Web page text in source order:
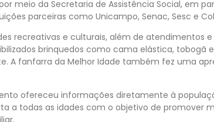
meio da Secretaria de Assistência Social, em
parceiras como Unicampo, Senac, Sesc e
recreativas e culturais, além de atendimentos
brinquedos como cama elástica, tobogã
A fanfarra da Melhor Idade também fez uma
ofereceu informações diretamente à
a todas as idades com o objetivo de promover